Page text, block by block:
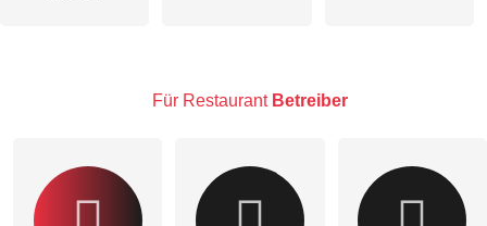
Restaurant-Eintrag zu stellen.
Für Restaurant Betreiber